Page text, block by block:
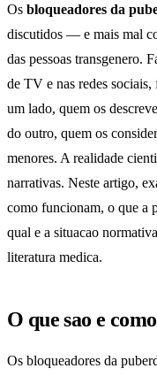
Os bloqueadores da
discutidos — e mais mal
das pessoas transgenero.
de TV e nas redes
um lado, quem os
do outro, quem os
menores. A realidade
narrativas. Neste artigo,
como funcionam, o que a
qual e a situacao
literatura medica.
O que sao e
Os bloqueadores da